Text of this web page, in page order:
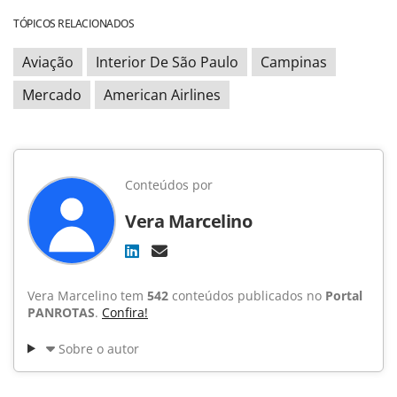
TÓPICOS RELACIONADOS
Aviação Interior De São Paulo
Campinas
Mercado
American Airlines
Conteúdos por
Vera Marcelino
Vera Marcelino tem 542 conteúdos publicados no Portal
PANROTAS. Confira!
Sobre o autor